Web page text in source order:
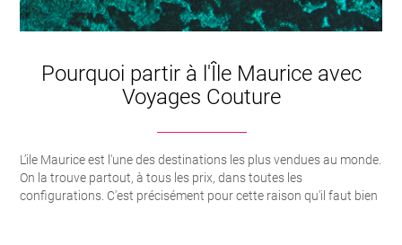
Pourquoi partir à l'Île Maurice avec
Voyages Couture
L’ile Maurice est l'une des destinations les plus vendues au monde. On la trouve partout, à tous les prix, dans toutes les configurations. C'est précisément pour cette raison qu'il faut bien la préparer. Entre deux hôtels affichant le même nombre d'étoiles, il peut y avoir l'écart d'un séjour réussi à un séjour gâché. Notre métier, c'est d'éviter le second, et de transformer le premier en un voyage dont vous parlerez encore dans dix ans. Voyages Couture travaille l’ile Maurice depuis l'ouverture de l'agence. Nous y allons régulièrement, nous connaissons les hôtels de l'intérieur, nous savons lesquels recommander, lesquels écarter, et surtout à qui les recommander.Une connaissance réelle du terrain Maurice n'est pas une île que l'on découvre depuis un site internet. La côte nord ne ressemble pas à la côte est. Le sud n'a pas le même rythme que l'ouest. Les hôtels d'une même catégorie peuvent offrir des expériences radicalement différentes selon leur orientation, la qualité du lagon devant leur plage, la composition de leur clientèle, la philosophie de leur direction. Nous parcourons l'île pour vérifier ces choses. Nous testons les chambres, les restaurants, les spas, les expériences proposées. Nous parlons aux directeurs, aux concierges, aux guides locaux. Ce que nous vous transmettons, ce n'est pas une fiche commerciale, c'est un avis travaillé sur le terrain.L'hôtellerie mauricienne, notre vraie expertise Maurice abrite certaines des plus belles maisons de l'océan Indien. Nous les connaissons toutes, et nous y avons nos préférences. Au Royal Palm Beachcomber de Grand Baie, l'élégance d'un palace historique posé face à un lagon turquoise, avec une institution gastronomique signée Vie. Au One&Only Le Saint Géran, l'une des plus belles plages de l'île étirée sur une presqu'île privée, et un service qui se rappelle de votre prénom dès le second jour. Au Constance Le Prince Maurice, l'intimité d'un hôtel adults welcome où l'on dîne sur un restaurant flottant au-dessus d'un bras de mer. Au Shangri-La Le Touessrok, l'accès direct à l'Île aux Cerfs en bateau depuis le ponton de l'hôtel. Au Four Seasons Anahita, des villas avec piscine privée donnant sur le lagon, et l'un des plus beaux golfs de l'océan Indien. Au LUX Le Morne*, l'une de nos adresses préférées sur l'île, la silhouette spectaculaire du Morne classé à l'UNESCO en arrière-plan, une plage immense et préservée, et l'un des meilleurs spots de kitesurf au monde devant l'hôtel. L'ambiance y est jeune, élégante, raffinée sans être guindée. Pour des séjours plus intimes, le Maradiva avec ses villas avec piscine privée, le Salt of Palmar côté est dans une démarche éco-responsable, ou les boutique-hôtels confidentiels que nous proposons à nos clients en quête d'authenticité. Pour les familles, le Constance Belle Mare Plage, le Trou aux Biches Beachcomber, le Paradis Beachcomber au pied du Morne. Nous savons exactement quels resorts ont les meilleurs clubs enfants, lesquels gèrent vraiment bien les ados, lesquels disposent d'une plage adaptée aux tout-petits. Pour les budgets plus maîtrisés sans renoncer à la qualité du service, The Sands à Flic en Flac est une adresse que nous adorons et que nous proposons régulièrement. Toutes les chambres sont des suites avec balcon vue mer, la plage en demi-lune est l'une des plus jolies de la côte ouest, le service est attentif, et l'ambiance reste intime. C'est probablement le meilleur rapport qualité-prix de l'île dans sa catégorie. Nous orientons en fonction de votre profil, de votre budget, de votre moment de vie. Et nous savons aussi vous dire quand un hôtel n'est pas pour vous, même si vous nous le demandez. C'est sans doute ce que nos clients apprécient le plus.La location de villa, un produit que nous adorons composer C'est sans doute l'une des manières les plus belles de découvrir Maurice, et c'est un produit que nous travaillons avec une véritable passion. Maurice est l'une des rares destinations au monde où la location de villa atteint ce niveau de raffinement et de simplicité d'organisation. Pour les familles élargies, les groupes d'amis, les séjours multigénérationnels, ou simplement les voyageurs qui veulent l'intimité absolue, c'est souvent le bon choix. Nous proposons des villas pieds dans l'eau, ouvrant directement sur un lagon turquoise, avec piscine privée, jardin tropical clos, ponton ou plage attenante. Trois, Quatre, six chambres. De la villa de charme au style mauricien aux demeures contemporaines avec architecte d'intérieur, en passant par les maisons d'hôtes confidentielles tenues par des propriétaires sur place. Le personnel est inclus. Cuisinière qui prépare les petits-déjeuners au lever, les déjeuners au bord de la piscine, les dîners créoles aux saveurs locales. Femme de chambre, gardien, jardinier, parfois majordome. Selon la villa, un yoga teacher peut venir le matin, un masseur l'après-midi, un chef étoilé pour un dîner d'exception un soir. Tout se règle à l'avance. Nous sélectionnons les villas dans les zones que nous aimons. La Pointe d'Esny et Blue Bay au sud-est, pour des plages turquoise et un cadre confidentiel. Bel Ombre au sud, pour la nature préservée et la proximité du domaine. Tamarin et la Rivière Noire à l'ouest, pour les couchers de soleil et les amateurs de surf. Grand Baie et Pereybère au nord, pour la proximité des restaurants et l'animation discrète. Roches Noires à l'est, pour le calme absolu face à un lagon transparent. Nous gérons toute la logistique autour. Courses de bienvenue avant votre arrivée, livraison de produits frais selon vos goûts et vos régimes alimentaires, organisation du chauffeur particulier sur l'ensemble du séjour, réservation des excursions privatisées, mise en relation avec un médecin si besoin, et conciergerie pour toutes les demandes spéciales. Vous n'avez plus qu'à profiter. C'est un produit que nous aimons vendre parce qu'il colle exactement à notre philosophie. Du sur-mesure réel, des adresses choisies, un service humain, et une expérience radicalement différente du séjour de groupe.Le voyage de noces, une de nos spécialités Maurice est probablement la destination de lune de miel idéale, et nous y envoyons chaque année de nombreux couples. Un vol direct depuis Paris, des hôtels parmi les plus romantiques du monde, un lagon protégé pour la baignade, la francophonie pour la simplicité, et un parfait équilibre entre farniente et découvertes. Nous savons composer ces séjours avec une vraie attention au détail. Une suite avec piscine privée donnant sur le lagon. Un dîner les pieds dans le sable, à la lueur des bougies, sur une plage privatisée. Un soin couple au spa du Royal Palm signé Givenchy, ou au spa Guerlain du One&Only. Un petit-déjeuner servi dans l'eau au Long Beach. Une croisière privée en catamaran au coucher du soleil. Une nuit de noces préparée par l'hôtel, draps pétales, champagne, message manuscrit du directeur. Pour ceux qui le souhaitent, nous organisons aussi une cérémonie symbolique de renouvellement de vœux sur la plage, un photographe professionnel pour immortaliser le séjour, ou une nuit dans un lodge isolé à Chamarel avant de rejoindre le bord de mer. Nos clients lune de miel reviennent rarement déçus. C'est une destination que nous aimons et que nous travaillons avec soin.Les expériences que nous aimons particulièrement Au-delà du transat, Maurice se révèle dès qu'on accepte de sortir du resort. Voici quelques-unes des expériences que nous proposons à nos clients. Un survol en hélicoptère depuis Port-Louis pour découvrir l'illusion de la cascade sous-marine au large du Morne. Une plongée à l'aube au large de Tamarin pour nager avec les dauphins, avec un guide marin qui respecte les distances et les rythmes des animaux. Une randonnée jusqu'au sommet du Morne Brabant, classé à l'UNESCO, accompagnée d'un guide qui raconte l'histoire des esclaves marrons qui s'y réfugiaient. Une visite privée du jardin botanique de Pamplemousses tôt le matin, avant les groupes. Une journée à Chamarel pour la terre des sept couleurs, la rhumerie, et un déjeuner au restaurant Le Chamarel avec vue plongeante sur la côte sud-ouest. Une dégustation à la plantation de thé de Bois Chéri suivie d'une table d'hôte créole chez l'habitant. Une journée bateau privatisé sur l'Île aux Cerfs avec barbecue de poisson grillé sur une plage déserte. Une descente en canyoning dans les gorges de la Rivière Noire pour les plus sportifs. Nous évitons systématiquement les formats massifs. Quand un format de groupe existe, nous proposons l'équivalent en privatisé.Combiner Maurice avec sa voisine Maurice se prête particulièrement bien aux combinés. Avec La Réunion pour la dimension nature, la randonnée dans les cirques, la nuit au gîte du Piton des Neiges, l'ascension du volcan. Avec Rodrigues, sa petite sœur de quarante minutes d'avion, plus authentique, plus simple, encore préservée, où l'on peut dormir dans un éco-lodge familial à Anse aux Anglais et faire du kitesurf dans la baie de Trou d'Argent. Nous proposons systématiquement ces options à nos clients en quête de plus qu'un séjour balnéaire classique.Un sur-mesure réel, pas un habillage Nous ne vendons pas de package figé. Chaque devis est construit pour vous. Vol, durée, hôtels, transferts, excursions, niveau de pension, jour d'arrivée et de départ, tout est négocié en fonction de votre demande. Si vous voulez deux nuits dans un boutique-hôtel du sud-ouest puis cinq nuits dans un resort de la côte est, nous le faisons. Si vous voulez une villa avec cuisinière pour la première semaine et un palace pour la seconde, nous le faisons aussi.Un cadre professionnel solide Voyages Couture est immatriculée à Atout France, et bénéficie de la garantie financière APST. Vos acomptes sont protégés. En cas d'aléa, vous êtes rapatriés. Ce ne sont pas des arguments marketing, ce sont des engagements légaux dont nous vous fournissons les références à chaque devis. Un accompagnement avant, pen